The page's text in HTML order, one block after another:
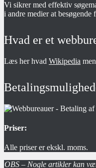
Vi sikrer med effektiv
i andre medier at besøgende
Hvad er et
Læs her hvad Wikipedia
Priser:
Alle priser er ekskl. moms.
OBS – Nogle artikler kan